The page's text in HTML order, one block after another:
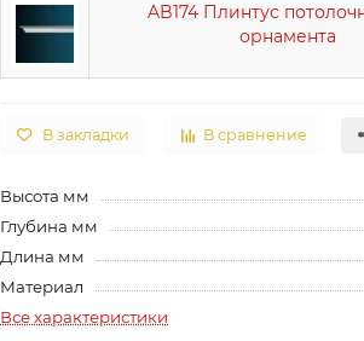
AB174 Плинтус
орнамента
В закладки В сравнение
Высота мм
Глубина мм
Длина мм
Материал
Все характеристики